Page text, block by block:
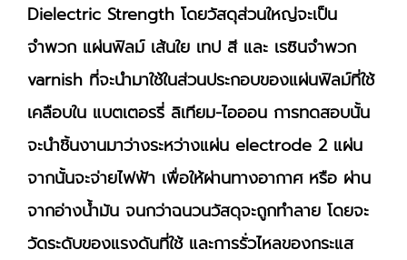
Dielectric Strength โดยวัสดุส่วนใหญ่จะเป็น
จำพวก แผ่นฟิลม์ เส้นใย เทป สี และ เรซินจำพวก
varnish ที่จะนำมาใช้ในส่วนประกอบของแผ่นฟิลม์ที่ใช้
เคลือบใน แบตเตอรรี่ ลิเทียม-ไอออน การทดสอบนั้น
จะนำชิ้นงานมาว่างระหว่างแผ่น electrode 2 แผ่น
จากนั้นจะจ่ายไฟฟ้า เพื่อให้ผ่านทางอากาศ หรือ ผ่าน
จากอ่างน้ำมัน จนกว่าฉนวนวัสดุจะถูกทำลาย โดยจะ
วัดระดับของแรงดันที่ใช้ และการรั่วไหลของกระแส